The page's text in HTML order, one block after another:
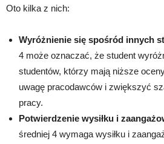
Oto kilka z nich:
Wyróżnienie się spośród innych
4 może oznaczać, że student
studentów, którzy mają niższe
uwagę pracodawców i zwiększyć
pracy.
Potwierdzenie wysiłku i
średniej 4 wymaga wysiłku i